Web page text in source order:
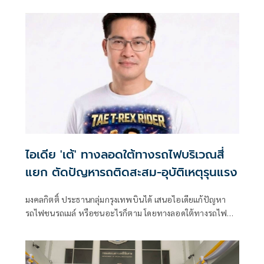
เวช และแพทย์ผู้เชี่ยวชาญด้านศัลยกรรมตกแต่ง
ไอเดีย 'เต้' ทางลอดใต้ทางรถไฟบริเวณสี่
แยก ตัดปัญหารถติดสะสม-อุบัติเหตุรุนแรง
มงคลกิตติ์ ประธานกลุ่มกรุงเทพบินได้ เสนอไอเดียแก้ปัญหา
รถไฟชนรถเมล์ หรือชนอะไรก็ตาม โดยทางลอดใต้ทางรถไฟ